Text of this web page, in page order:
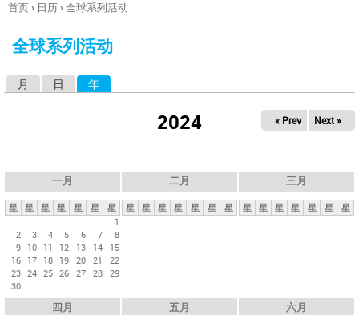
你
这
首页› 日历›全球系列活动
全球系列活动
月 日 年
2024 « Prev Next »
一月
星 星 星 星 星 星
星
1
2
3 4 5 6 7
8
9 10 11 12 13 14
15
16 17 18 19 20 21
22
23 24 25 26 27 28 29
30
二月
星 星 星 星 星 星 星
三月
星 星 星 星 星 星 星
四月 五月 六月